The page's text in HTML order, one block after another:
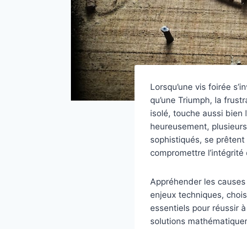
Lorsqu’une vis foirée
qu’une Triumph, la
isolé, touche aussi bien
heureusement,
sophistiqués, se
compromettre
Appréhender les
enjeux techniques,
essentiels pour réussir
solutions